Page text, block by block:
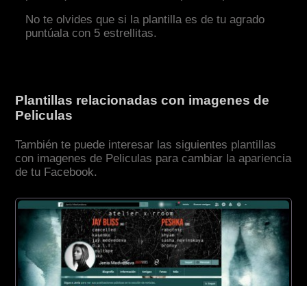
No te olvides que si la plantilla es de tu agrado
puntúala con 5 estrellitas.
Plantillas relacionadas con imagenes de
Peliculas
También te puede interesar las siguientes plantillas
con imagenes de Peliculas para cambiar la apariencia
de tu Facebook.